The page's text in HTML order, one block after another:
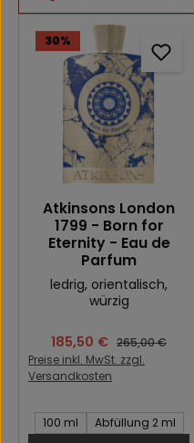
30%
Atkinsons London
1799 - Born for
Eternity - Eau de
Parfum
ledrig, orientalisch,
würzig
Verkaufspreis:
185,50 € Regulärer Preis:
265,00 €
Preise inkl. MwSt. zzgl.
Versandkosten
Inhalt des Artikel:
100 ml Abfüllung 2 ml